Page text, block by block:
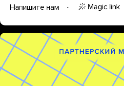
Напишите нам
Magic link